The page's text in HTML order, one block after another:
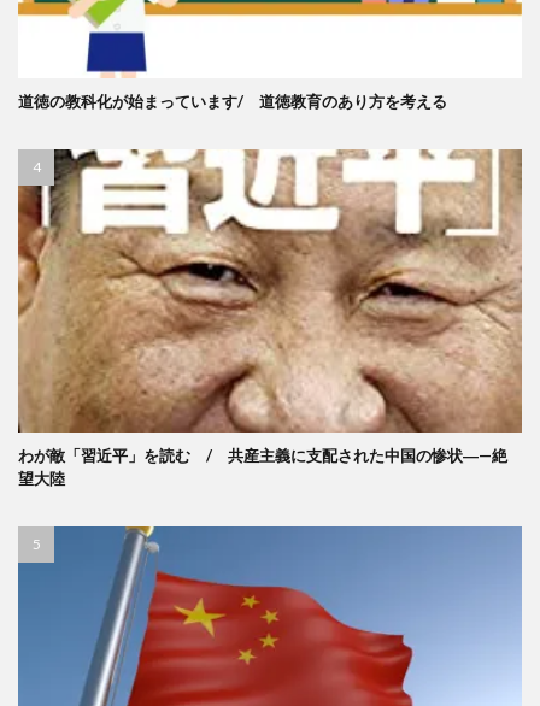
道徳の教科化が始まっています/ 道徳教育のあり方を考える
わが敵「習近平」を読む / 共産主義に支配された中国の惨状―—絶
望大陸